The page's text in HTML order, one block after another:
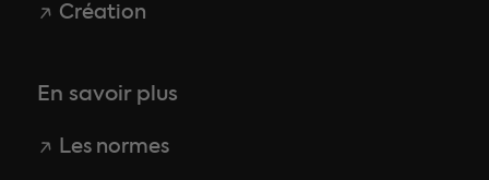
Création
En savoir plus
Les normes